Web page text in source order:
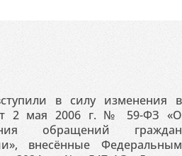
в силу изменения в
2 мая 2006 г. № 59-ФЗ «О
обращений граждан
внесённые Федеральным